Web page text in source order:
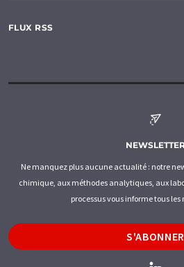
FLUX RSS
Ne manquez plus aucune actualité : notre
chimique, aux méthodes analytiques, aux
processus vous informe tous
S'ABONNER